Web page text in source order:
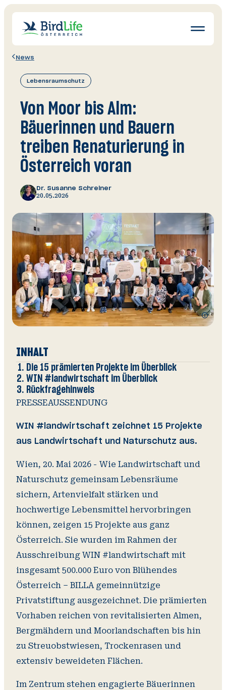
Schutz
Erleben
News
Ratgeber
News
Lebensraumschutz
Von Moor bis Alm:
Bäuerinnen und Bauern
treiben Renaturierung in
Österreich voran
Dr. Susanne Schreiner
20.05.2026
INHALT
Die 15 prämierten Projekte im Überblick
WIN #landwirtschaft im Überblick
Rückfragehinweis
PRESSEAUSSENDUNG
WIN #landwirtschaft zeichnet 15 Projekte
aus Landwirtschaft und Naturschutz aus.
Wien, 20. Mai 2026 - Wie Landwirtschaft und
Naturschutz gemeinsam Lebensräume
sichern, Artenvielfalt stärken und
hochwertige Lebensmittel hervorbringen
können, zeigen 15 Projekte aus ganz
Österreich. Sie wurden im Rahmen der
Ausschreibung WIN #landwirtschaft mit
insgesamt 500.000 Euro von Blühendes
Österreich – BILLA gemeinnützige
Privatstiftung ausgezeichnet. Die prämierten
Vorhaben reichen von revitalisierten Almen,
Bergmähdern und Moorlandschaften bis hin
zu Streuobstwiesen, Trockenrasen und
extensiv beweideten Flächen.
Im Zentrum stehen engagierte Bäuerinnen